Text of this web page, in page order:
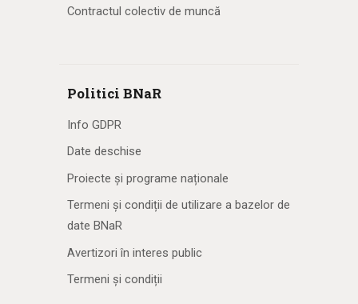
Contractul colectiv de muncă
Politici BNaR
Info GDPR
Date deschise
Proiecte și programe naționale
Termeni și condiții de utilizare a bazelor de
date BNaR
Avertizori în interes public
Termeni și condiții